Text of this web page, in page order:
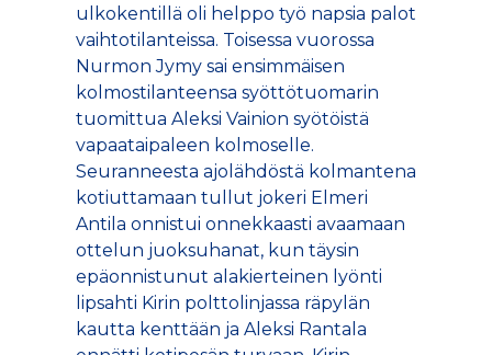
ulkokentillä oli helppo työ napsia palot
vaihtotilanteissa. Toisessa vuorossa
Nurmon Jymy sai ensimmäisen
kolmostilanteensa syöttötuomarin
tuomittua Aleksi Vainion syötöistä
vapaataipaleen kolmoselle.
Seuranneesta ajolähdöstä kolmantena
kotiuttamaan tullut jokeri Elmeri
Antila onnistui onnekkaasti avaamaan
ottelun juoksuhanat, kun täysin
epäonnistunut alakierteinen lyönti
lipsahti Kirin polttolinjassa räpylän
kautta kenttään ja Aleksi Rantala